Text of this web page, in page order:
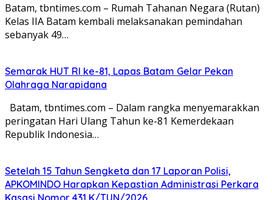
Batam, tbntimes.com – Rumah Tahanan Negara (Rutan)
Kelas IIA Batam kembali melaksanakan pemindahan
sebanyak 49…
Semarak HUT RI ke-81, Lapas Batam Gelar Pekan
Olahraga Narapidana
Batam, tbntimes.com – Dalam rangka menyemarakkan
peringatan Hari Ulang Tahun ke-81 Kemerdekaan
Republik Indonesia…
Setelah 15 Tahun Sengketa dan 17 Laporan Polisi,
APKOMINDO Harapkan Kepastian Administrasi Perkara
Kasasi Nomor 431 K/TUN/2026